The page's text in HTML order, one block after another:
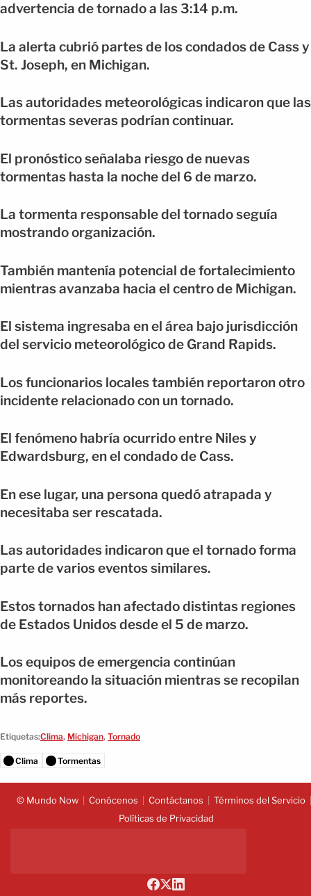
advertencia de tornado a las 3:14 p.m.
La alerta cubrió partes de los condados de Cass y
St. Joseph, en Michigan.
Las autoridades meteorológicas indicaron que las
tormentas severas podrían continuar.
El pronóstico señalaba riesgo de nuevas
tormentas hasta la noche del 6 de marzo.
La tormenta responsable del tornado seguía
mostrando organización.
También mantenía potencial de fortalecimiento
mientras avanzaba hacia el centro de Michigan.
El sistema ingresaba en el área bajo jurisdicción
del servicio meteorológico de Grand Rapids.
Los funcionarios locales también reportaron otro
incidente relacionado con un tornado.
El fenómeno habría ocurrido entre Niles y
Edwardsburg, en el condado de Cass.
En ese lugar, una persona quedó atrapada y
necesitaba ser rescatada.
Las autoridades indicaron que el tornado forma
parte de varios eventos similares.
Estos tornados han afectado distintas regiones
de Estados Unidos desde el 5 de marzo.
Los equipos de emergencia continúan
monitoreando la situación mientras se recopilan
más reportes.
Etiquetas:Clima, Michigan, Tornado
Clima Tormentas
© Mundo Now Conócenos Contáctanos
Términos del Servicio
Políticas de Privacidad